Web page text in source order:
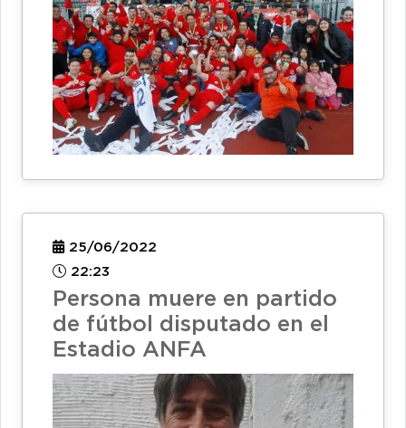
25/06/2022
22:23
Persona muere en partido
de fútbol disputado en el
Estadio ANFA